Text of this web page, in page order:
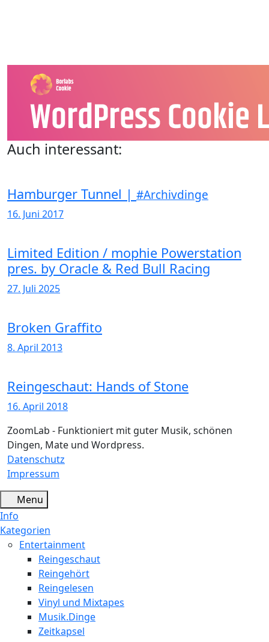
Auch interessant:
Hamburger Tunnel | #Archivdinge
16. Juni 2017
Limited Edition / mophie Powerstation
pres. by Oracle & Red Bull Racing
27. Juli 2025
Broken Graffito
8. April 2013
Reingeschaut: Hands of Stone
16. April 2018
ZoomLab - Funktioniert mit guter Musik, schönen
Dingen, Mate und Wordpress.
Datenschutz
Impressum
Menu
Info
Kategorien
Entertainment
Reingeschaut
Reingehört
Reingelesen
Vinyl und Mixtapes
Musik.Dinge
Zeitkapsel